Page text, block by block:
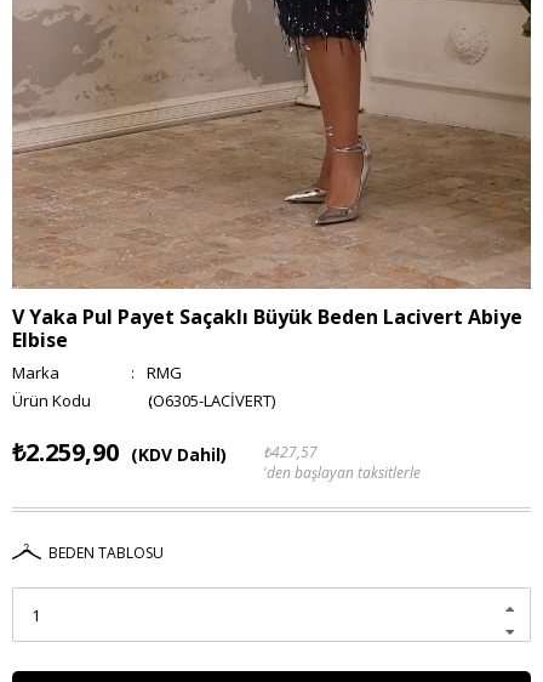
V Yaka Pul Payet Saçaklı Büyük Beden Lacivert Abiye
Elbise
Marka :
RMG
(O6305-LACİVERT)
₺2.259,90 (KDV Dahil)
₺427,57
'den başlayan taksitlerle
BEDEN TABLOSU